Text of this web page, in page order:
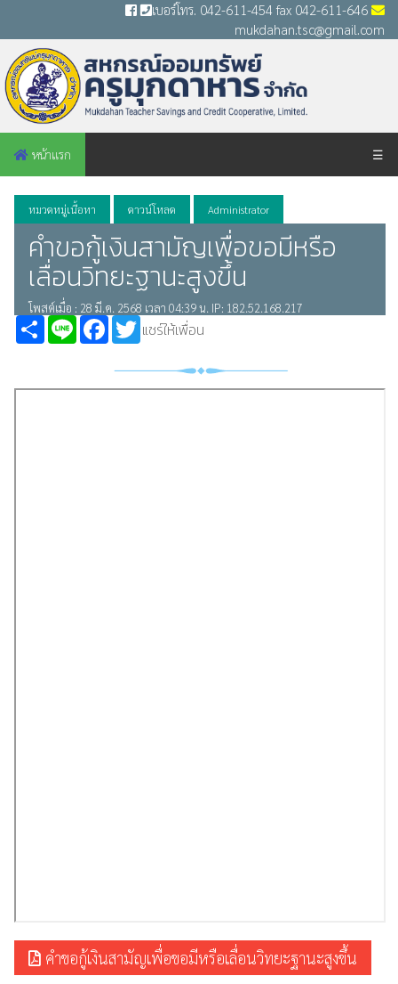
เบอร์โทร. 042-611-454 fax 042-611-646
mukdahan.tsc@gmail.com
หน้าแรก ☰
หมวดหมู่เนื้อหา ดาวน์โหลด Administrator
คำขอกู้เงินสามัญเพื่อขอมีหรือ
เลื่อนวิทยะฐานะสูงขึ้น
โพสต์เมื่อ : 28 มี.ค. 2568 เวลา 04:39 น. IP: 182.52.168.217
แชร์ให้เพื่อน
ShareLine Facebook
Twitter
คำขอกู้เงินสามัญเพื่อขอมีหรือเลื่อนวิทยะฐานะสูงขึ้น